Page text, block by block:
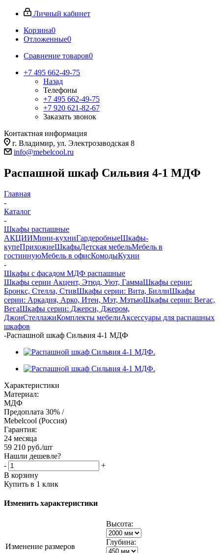
Личный кабинет
Корзина0
Отложенные0
Сравнение товаров0
+7 495 662-49-75
Назад
Телефоны
+7 495 662-49-75
+7 920 621-82-67
Заказать звонок
Контактная информация
г. Владимир, ул. Электрозаводская 8
info@mebelcool.ru
Распашной шкаф Сильвия 4-1 МДФ
Главная
-
Каталог
-
Шкафы распашные
АКЦИИМини-кухниГардеробныеШкафы-
купеПрихожиеШкафыДетская мебельМебель в
гостиннуюМебель в офисКомодыКухни
-
Шкафы с фасадом МДФ распашные
Шкафы серии Акцент, Этюд, Уют, ГаммаШкафы серии:
Бронкс, Стелла, СтивШкафы серии: Вита, БиллиШкафы
серии: Аркадия, Арко, Итен, Мэт, МэтьюШкафы серии: Вегас,
ВегаШкафы серии: Джерси, Джером,
ДжонСтеллажиКомплекты мебелиАксессуары для распашных
шкафов
-Распашной шкаф Сильвия 4-1 МДФ
Характеристики
Материал:
МДФ
Предоплата 30% /
Mebelcool (Россия)
Гарантия:
24 месяца
59 210 руб./шт
Нашли дешевле?
-
+
В корзину
Купить в 1 клик
Изменить характеристики
Изменение размеров
Высота:
Глубина: